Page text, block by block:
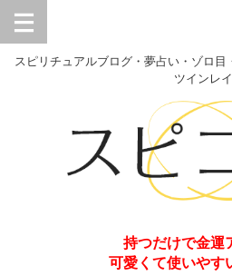
スピリチュアルブログ・夢占い・ゾロ目
ツインレイ
持つだけで金運
可愛くて使いやす